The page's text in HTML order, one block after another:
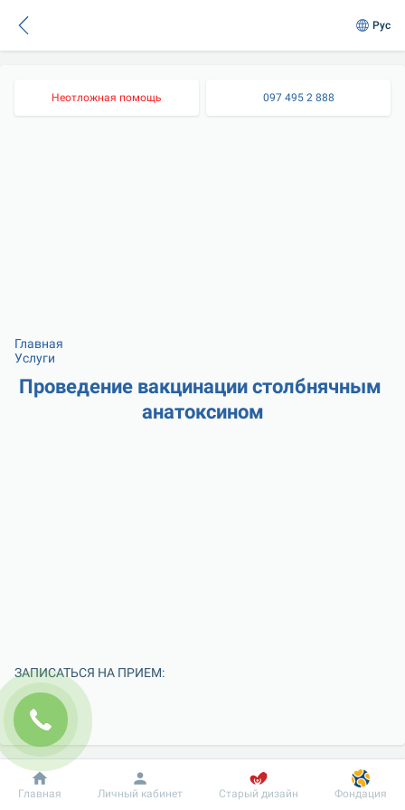
Рус
Неотложная помощь 097 495 2 888
Главная
Услуги
Проведение вакцинации столбнячным
анатоксином
ЗАПИСАТЬСЯ НА ПРИЕМ:
Добробут Информация Пациенту
Главная Личный кабинет Старый дизайн Фондация